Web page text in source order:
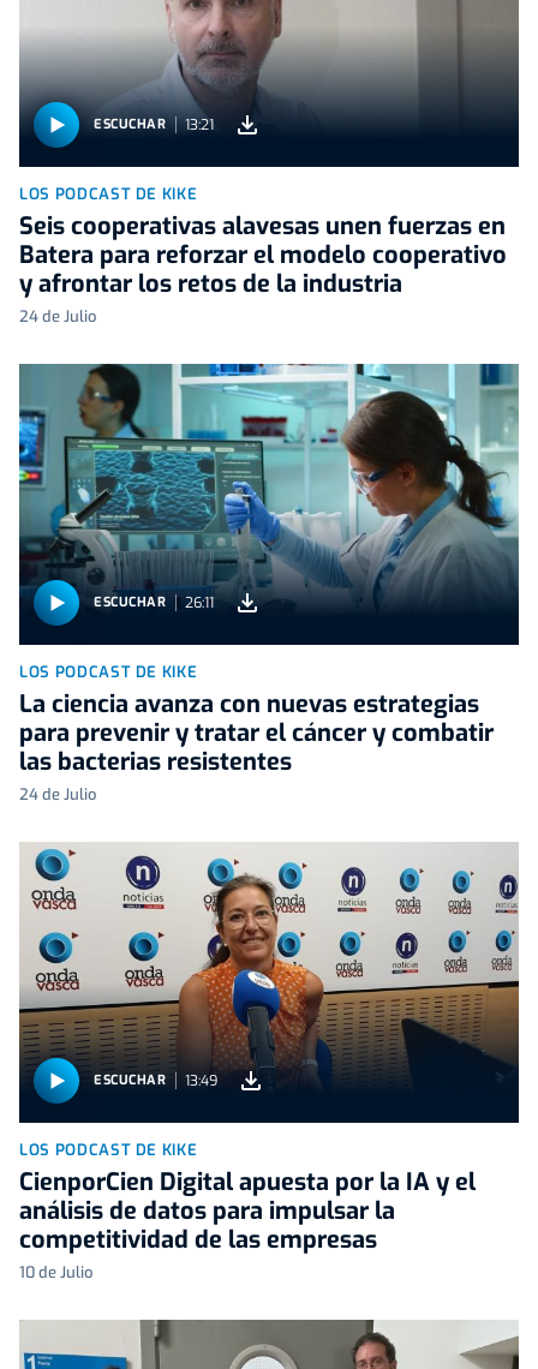
ESCUCHAR 13:21
LOS PODCAST DE KIKE
Seis cooperativas alavesas unen fuerzas en
Batera para reforzar el modelo cooperativo
y afrontar los retos de la industria
24 de Julio
ESCUCHAR 26:11
LOS PODCAST DE KIKE
La ciencia avanza con nuevas estrategias
para prevenir y tratar el cáncer y combatir
las bacterias resistentes
24 de Julio
ESCUCHAR 13:49
LOS PODCAST DE KIKE
CienporCien Digital apuesta por la IA y el
análisis de datos para impulsar la
competitividad de las empresas
10 de Julio